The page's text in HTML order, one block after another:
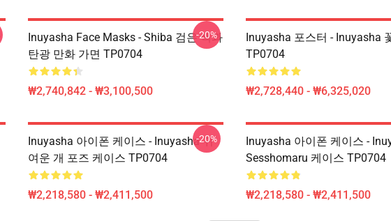
Inuyasha Face Masks - Shiba 검은 색과
탄광 만화 가면 TP0704
₩2,740,842 - ₩3,100,500
-20%
Inuyasha 포스터 - Inuyasha
TP0704
₩2,728,440 - ₩6,325,020
Inuyasha 아이폰 케이스 - Inuyasha 귀
여운 개 포즈 케이스 TP0704
₩2,218,580 - ₩2,411,500
-20%
Inuyasha 아이폰 케이스 -
Sesshomaru 케이스 TP0704
₩2,218,580 - ₩2,411,500